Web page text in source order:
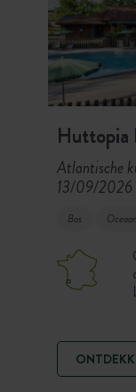
Huttopia
Atlantische
13/09/2026
Bos Oceaan